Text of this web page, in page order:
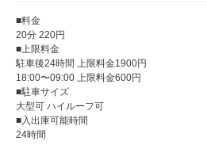
■料金
20分 220円
■上限料金
駐車後24時間 上限料金1900円
18:00〜09:00 上限料金600円
■駐車サイズ
大型可 ハイルーフ可
■入出庫可能時間
24時間